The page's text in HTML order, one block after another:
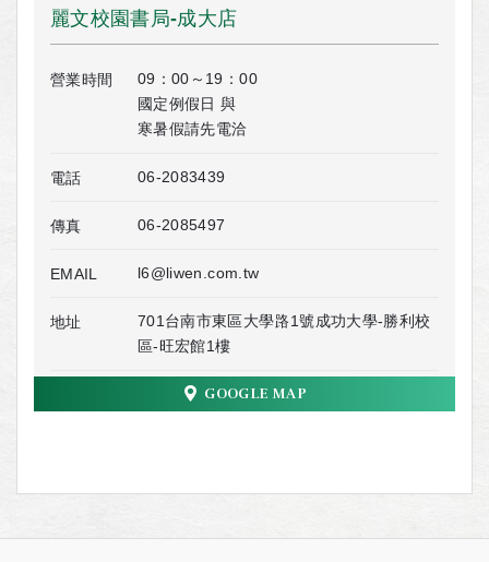
麗文校園書局-成大店
營業時間
09：00～19：00
國定例假日 與
寒暑假請先電洽
電話 06-2083439
傳真 06-2085497
EMAIL l6@liwen.com.tw
地址
701台南市東區大學路1號成功大學-勝利校
區-旺宏館1樓
GOOGLE MAP